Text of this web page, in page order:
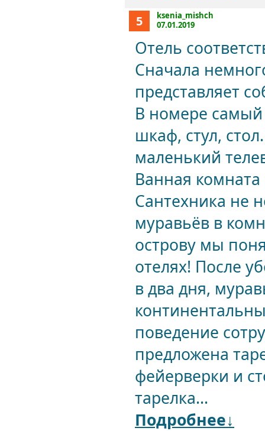
5
ksenia_mishch
07.01.2019
Отель
Сначала
представляет
В номере самый
шкаф, стул,
маленький
Ванная
Сантехника не
муравьёв в
острову мы
отелях! После
в два дня,
поведение
предложена
фейерверки и
тарелка...
Подробнее↓